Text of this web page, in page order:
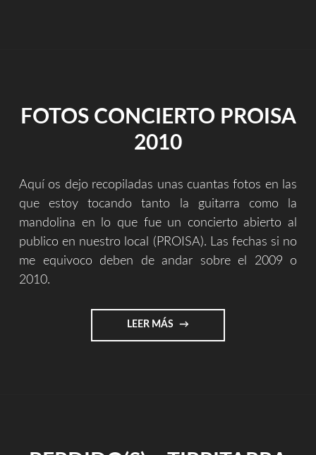
FOTOS CONCIERTO PROISA
2010
Aquí os dejo recopiladas unas cuantas fotos en las
que estoy tocando tanto la guitarra como la
mandolina en lo que fue un concierto abierto al
publico en nuestro local (PROISA). Las fechas si no
me equivoco deben de andar sobre el 2009 o
2010.
LEER MÁS "FOTOS
CONCIERTO